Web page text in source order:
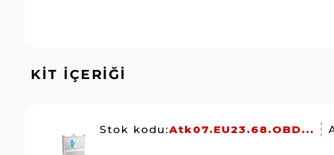
KİT İÇERİĞİ
Stok kodu:Atk07.EU23.68.OBD...